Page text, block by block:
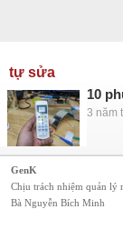
tự sửa
10
3 năm
GenK
Chịu trách nhiệm quản lý
Bà Nguyễn Bích Minh